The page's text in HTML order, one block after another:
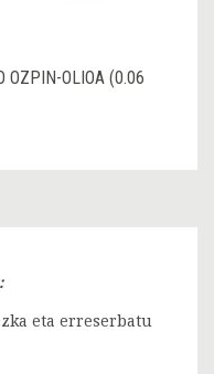
OZPIN-OLIOA (0.06
eta erreserbatu